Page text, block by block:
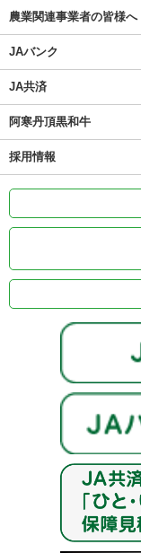
農業関連事業者の皆様へ
JAバンク
JA共済
阿寒丹頂黒和牛
採用情報